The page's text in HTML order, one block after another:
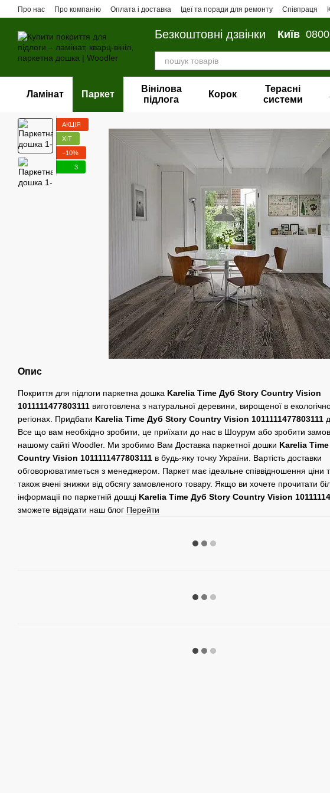
Перейти до основного контенту
Про нас Про компанію Оплата і доставка Ідеї та поради для ремонту Співпраця
Безкоштовні дзвінки Київ
Ламінат Паркет
Вінілова
пiдлога
Корок
Терасні
системи
АКЦІЯ
ХІТ
−10%
3
Опис
Покриття для підлоги паркетна дошка Karelia Time Дуб Story Country Vision
1011111477803111 виготовлена ​​з натуральної деревини, вирощеної в
регіонах. Придбати Karelia Time Дуб Story Country Vision 1011111477803111
Все що вам необхідно зробити, це приїхати до нас в Шоурум або зробити
нашому сайті Woodler. Ми зробимо Вам Доставка паркетної дошки Karelia
Country Vision 1011111477803111 в будь-яку точку України. Вартість доставки
обговорюватиметься з менеджером. Паркет має ідеальне співвідношення ціни
також вчені знижки від обсягу замовленого товару. Якщо ви хочете прочитати
інформації по паркетній дошці Karelia Time Дуб Story Country Vision
зможете відвідати наш блог Перейти